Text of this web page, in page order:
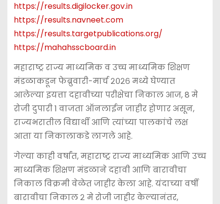
https://results.digilocker.gov.in
https://results.navneet.com
https://results.targetpublications.org/
https://mahahsscboard.in
महाराष्ट्र राज्य माध्यमिक व उच्च माध्यमिक शिक्षण
मंडळाकडून फेब्रुवारी-मार्च २०२६ मध्ये घेण्यात
आलेल्या इयत्ता दहावीच्या परीक्षेचा निकाल आज, 8 मे
रोजी दुपारी 1 वाजता ऑनलाईन जाहीर होणार असून,
राज्यभरातील विद्यार्थी आणि त्यांच्या पालकांचे लक्ष
आता या निकालाकडे लागले आहे.
गेल्या काही वर्षांत, महाराष्ट्र राज्य माध्यमिक आणि उच्च
माध्यमिक शिक्षण मंडळाने दहावी आणि बारावीचा
निकाल विक्रमी वेळेत जाहीर केला आहे. यंदाच्या वर्षी
बारावीचा निकाल २ मे रोजी जाहीर केल्यानंतर,